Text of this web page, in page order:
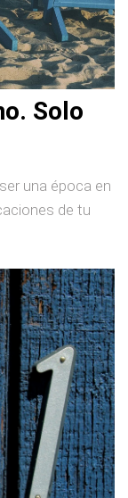
Solo
una época en
de tu